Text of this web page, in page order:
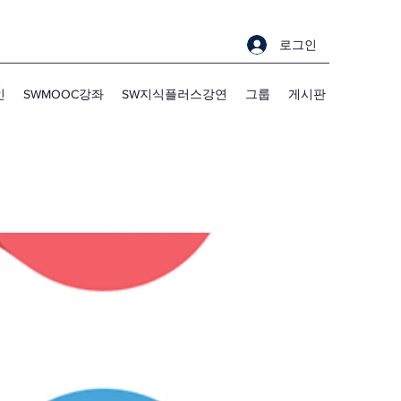
로그인
SWMOOC강좌 SW지식플러스강연 그룹 게시판